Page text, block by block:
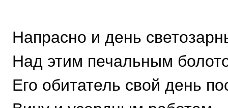
Напрасно и день
Над этим печальным
Его обитатель свой день